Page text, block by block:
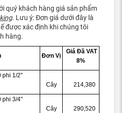
quý khách hàng giá sản phẩm
. Lưu ý: Đơn giá dưới đây là
được xác định khi chúng tôi
hàng.
Đơn Vị
Giá Đã VAT
8%
phi 1/2"
Cây 214,380
phi 3/4"
Cây 290,520